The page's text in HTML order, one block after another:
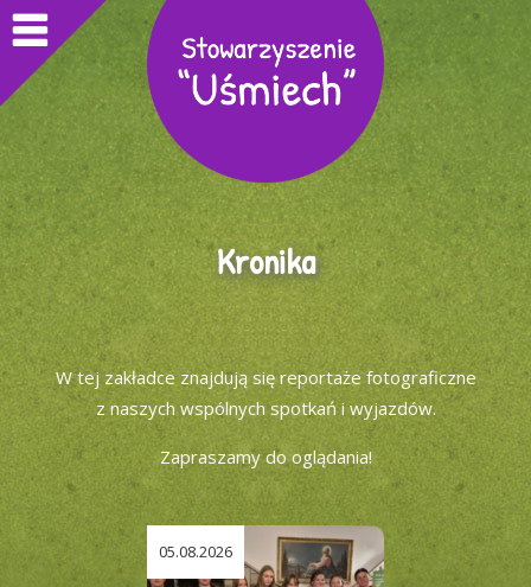
Kronika
W tej zakładce znajdują się reportaże fotograficzne
z naszych wspólnych spotkań i wyjazdów.
Zapraszamy do oglądania!
05.08.2026